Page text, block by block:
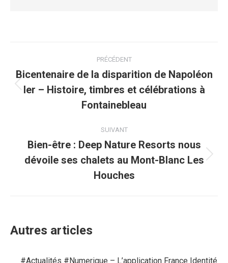
article
PRÉCÉDENT
Article
précédent
Bicentenaire de la disparition de Napoléon
Ier – Histoire, timbres et célébrations à
Fontainebleau
SUIVANT
Article
suivant
Bien-être : Deep Nature Resorts nous
dévoile ses chalets au Mont-Blanc Les
Houches
Autres articles
#Actualités #Numerique – L’application France Identité